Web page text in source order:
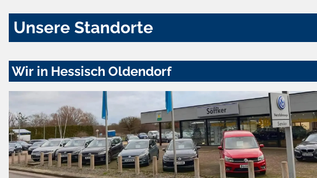
Unsere Standorte
Wir in Hessisch Oldendorf